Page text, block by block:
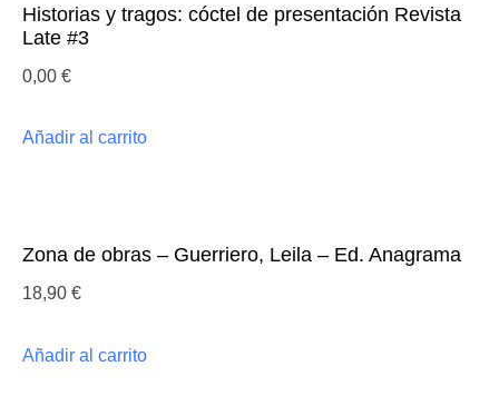
Historias y tragos: cóctel de presentación Revista
Late #3
0,00 €
Añadir al carrito
Zona de obras – Guerriero, Leila – Ed. Anagrama
18,90 €
Añadir al carrito